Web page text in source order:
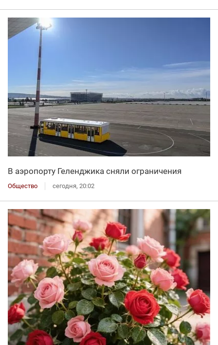
В аэропорту Геленджика сняли ограничения
Общество сегодня, 20:02